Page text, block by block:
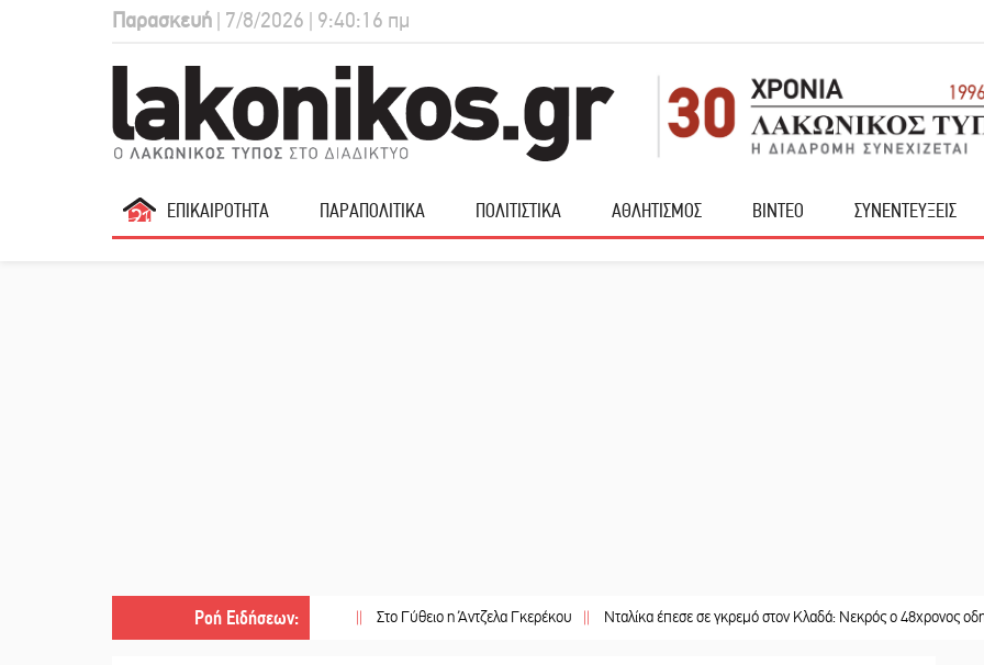
Παρασκευή | 7/8/2026 | 9:40:17 πμ
ΕΠΙΚΑΙΡΟΤΗΤΑ ΠΑΡΑΠΟΛΙΤΙΚΑ ΠΟΛΙΤΙΣΤΙΚΑ ΑΘΛΗΤΙΣΜΟΣ ΒΙΝΤΕΟ ΣΥΝΕΝΤΕΥΞΕΙΣ
Ροή Ειδήσεων:
|| Στο Γύθειο η Άντζελα Γκερέκου || Νταλίκα έπεσε σε γκρεμό στον Κλαδά: Νεκρός ο 48χρονος οδηγός ||